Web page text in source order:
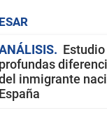
profundas
inmigrante
España